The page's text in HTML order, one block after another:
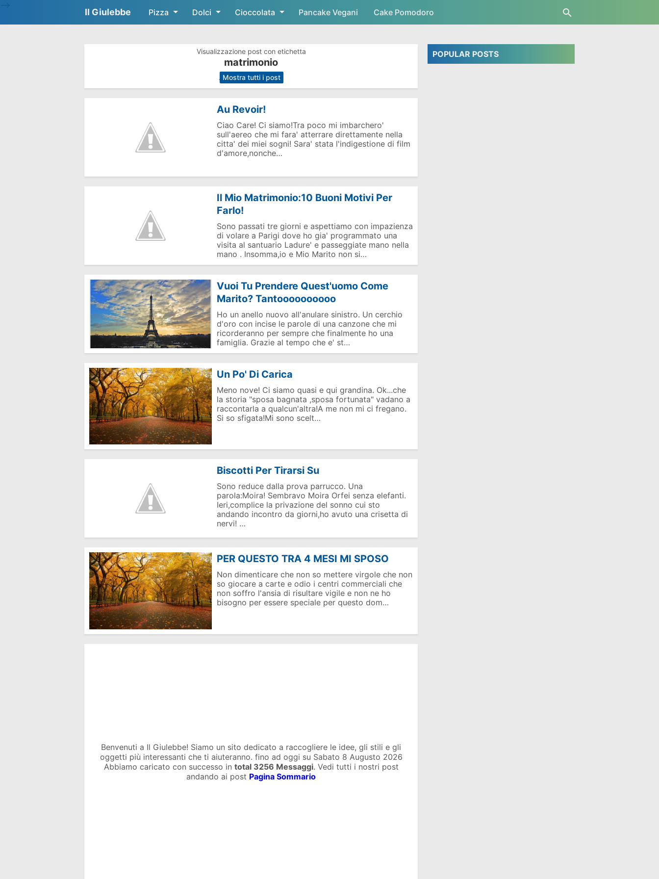
Skip to main content
Il Giulebbe Pizza Dolci Cioccolata Pancake Vegani Cake Pomodoro
Visualizzazione post con etichetta
matrimonio
. Mostra tutti i post
Au Revoir!
Ciao Care! Ci siamo!Tra poco mi imbarchero'
sull'aereo che mi fara' atterrare direttamente nella
citta' dei miei sogni! Sara' stata l'indigestione di film
d'amore,nonche…
Il Mio Matrimonio:10 Buoni Motivi Per
Farlo!
Sono passati tre giorni e aspettiamo con impazienza
di volare a Parigi dove ho gia' programmato una
visita al santuario Ladure' e passeggiate mano nella
mano . Insomma,io e Mio Marito non si…
Vuoi Tu Prendere Quest'uomo Come
Marito? Tantoooooooooo
Ho un anello nuovo all'anulare sinistro. Un cerchio
d'oro con incise le parole di una canzone che mi
ricorderanno per sempre che finalmente ho una
famiglia. Grazie al tempo che e' st…
Un Po' Di Carica
Meno nove! Ci siamo quasi e qui grandina. Ok...che
la storia "sposa bagnata ,sposa fortunata" vadano a
raccontarla a qualcun'altra!A me non mi ci fregano.
Si so sfigata!Mi sono scelt…
Biscotti Per Tirarsi Su
Sono reduce dalla prova parrucco. Una
parola:Moira! Sembravo Moira Orfei senza elefanti.
Ieri,complice la privazione del sonno cui sto
andando incontro da giorni,ho avuto una crisetta di
nervi! …
PER QUESTO TRA 4 MESI MI SPOSO
Non dimenticare che non so mettere virgole che non
so giocare a carte e odio i centri commerciali che
non soffro l'ansia di risultare vigile e non ne ho
bisogno per essere speciale per questo dom…
Benvenuti a Il Giulebbe! Siamo un sito dedicato a raccogliere le idee, gli stili e gli
oggetti più interessanti che ti aiuteranno. fino ad oggi su Sabato 8 Augusto 2026
Abbiamo caricato con successo in total 3256 Messaggi. Vedi tutti i nostri post
andando ai post Pagina Sommario
POPULAR POSTS